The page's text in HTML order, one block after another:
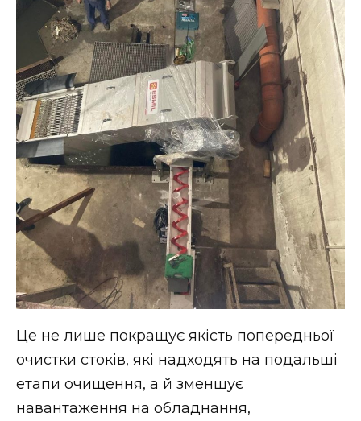
Це не лише покращує якість попередньої
очистки стоків, які надходять на подальші
етапи очищення, а й зменшує
навантаження на обладнання,